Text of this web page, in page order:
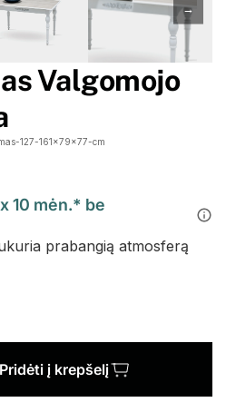
→
Valgomojo
127-161x79x77-cm
10 mėn.* be
prabangią atmosferą
Pridėti į krepšelį